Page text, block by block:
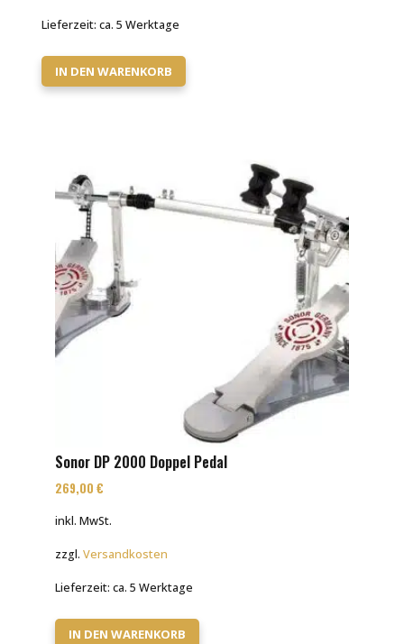
Lieferzeit:ca. 5 Werktage
IN DEN WARENKORB
Sonor DP 2000 Doppel Pedal
269,00 €
inkl. MwSt.
zzgl. Versandkosten
Lieferzeit: ca. 5 Werktage
IN DEN WARENKORB